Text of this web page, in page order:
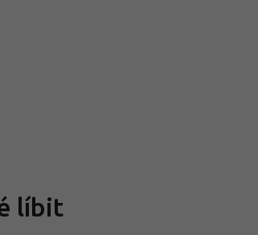
líbit